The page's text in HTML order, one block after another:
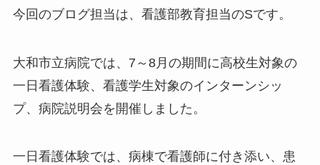
今回のブログ担当は、看護部教育担当のSです。
大和市立病院では、7～8月の期間に高校生対象の
一日看護体験、看護学生対象のインターンシッ
プ、病院説明会を開催しました。
一日看護体験では、病棟で看護師に付き添い、患